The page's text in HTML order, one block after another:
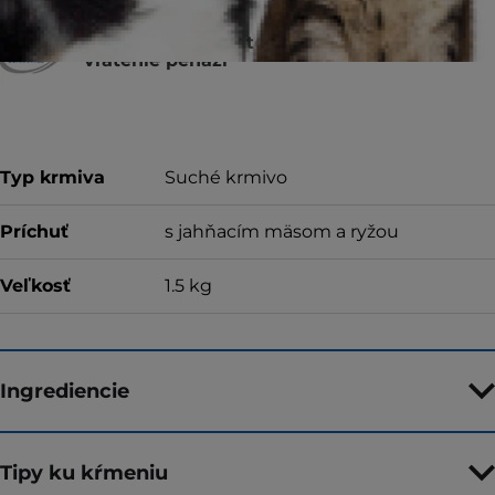
Za kvalitu, konzistenciu a chuť alebo za
vrátenie peňazí
Typ krmiva Suché krmivo
Príchuť s jahňacím mäsom a ryžou
Veľkosť 1.5 kg
Ingrediencie
Tipy ku kŕmeniu